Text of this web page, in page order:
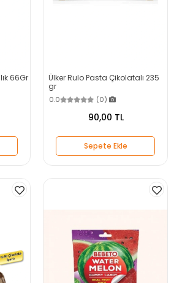
66Gr
Ülker Rulo Pasta Çikolatalı 235
gr
0.0 (0)
90,00 TL
Sepete Ekle